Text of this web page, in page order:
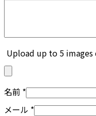
Upload up to 5 images
名前 *
メール *